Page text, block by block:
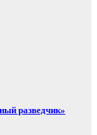
разведчик»